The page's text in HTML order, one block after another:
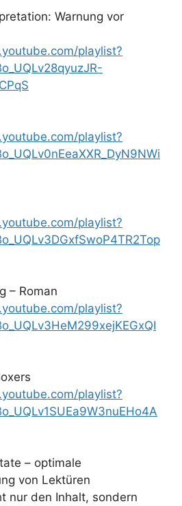
Warnung vor
playlist?
playlist?
playlist?
– Roman
playlist?
playlist?
– optimale
von Lektüren
nur den Inhalt, sondern